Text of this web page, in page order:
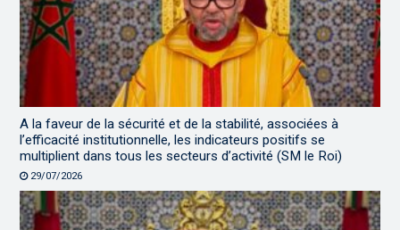
A la faveur de la sécurité et de la stabilité, associées à
l’efficacité institutionnelle, les indicateurs positifs se
multiplient dans tous les secteurs d’activité (SM le Roi)
29/07/2026